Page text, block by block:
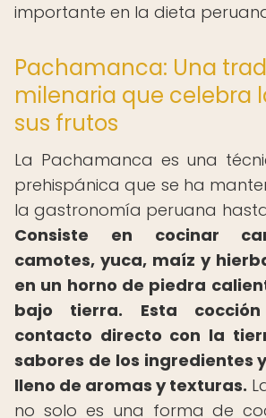
importante en la dieta
Pachamanca: Una
milenaria que celebra
sus frutos
La Pachamanca es una
prehispánica que se ha
la gastronomía peruana
Consiste en cocinar
camotes, yuca, maíz y
en un horno de piedra
bajo tierra.
Esta
contacto directo con la
sabores de los ingredientes
lleno de aromas y texturas.
no solo es una forma de